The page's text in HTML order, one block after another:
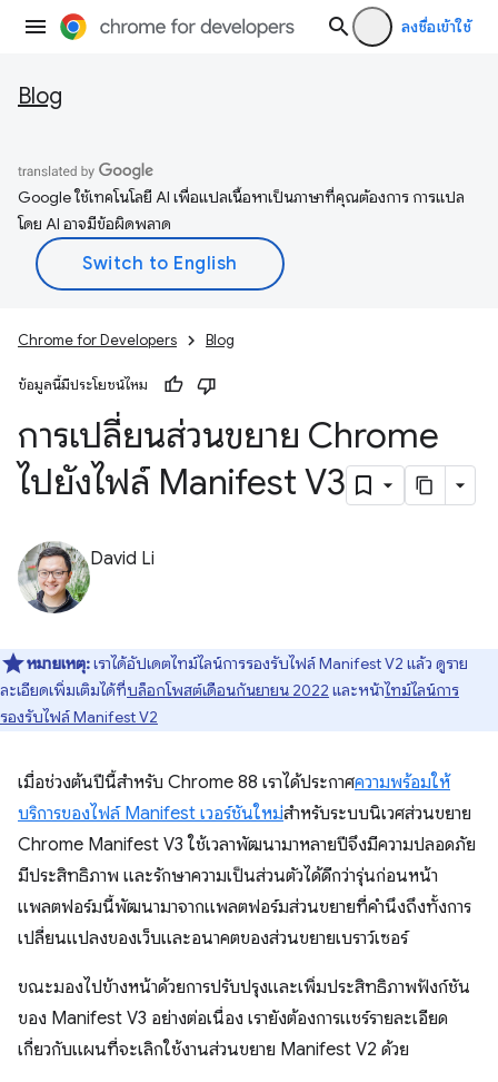
ลงชื่อเข้าใช้
Blog
Google ใช้เทคโนโลยี AI เพื่อแปลเนื้อหาเป็นภาษาที่คุณต้องการ การแปล
โดย AI อาจมีข้อผิดพลาด
Chrome for Developers Blog
ข้อมูลนี้มีประโยชน์ไหม
การเปลี่ยนส่วนขยาย Chrome
ไปยังไฟล์ Manifest V3
David Li
หมายเหตุ:เราได้อัปเดตไทม์ไลน์การรองรับไฟล์ Manifest V2 แล้ว ดูราย
ละเอียดเพิ่มเติมได้ที่บล็อกโพสต์เดือนกันยายน 2022 และหน้าไทม์ไลน์การ
รองรับไฟล์ Manifest V2
เมื่อช่วงต้นปีนี้สำหรับ Chrome 88 เราได้ประกาศความพร้อมให้
บริการของไฟล์ Manifest เวอร์ชันใหม่สำหรับระบบนิเวศส่วนขยาย
Chrome Manifest V3 ใช้เวลาพัฒนามาหลายปีจึงมีความปลอดภัย
มีประสิทธิภาพ และรักษาความเป็นส่วนตัวได้ดีกว่ารุ่นก่อนหน้า
แพลตฟอร์มนี้พัฒนามาจากแพลตฟอร์มส่วนขยายที่คำนึงถึงทั้งการ
เปลี่ยนแปลงของเว็บและอนาคตของส่วนขยายเบราว์เซอร์
ขณะมองไปข้างหน้าด้วยการปรับปรุงและเพิ่มประสิทธิภาพฟังก์ชัน
ของ Manifest V3 อย่างต่อเนื่อง เรายังต้องการแชร์รายละเอียด
เกี่ยวกับแผนที่จะเลิกใช้งานส่วนขยาย Manifest V2 ด้วย